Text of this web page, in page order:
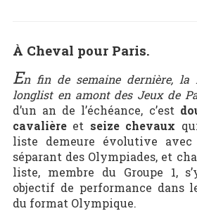
À Cheval pour Paris.
En fin de semaine dernière, la
longlist en amont des Jeux de
d’un an de l’échéance, c’est
cavalièreet seize chevaux
liste demeure évolutive
séparant des Olympiades, et
liste, membre du Groupe 1,
objectif de performance dans
du format Olympique.